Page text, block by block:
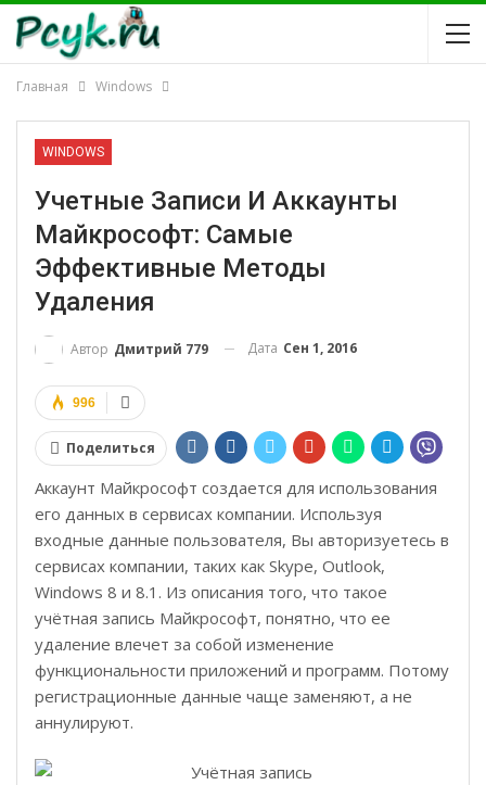
Главная Windows
WINDOWS
Учетные Записи И Аккаунты
Майкрософт: Самые
Эффективные Методы
Удаления
Автор Дмитрий 779 Дата Сен 1, 2016
996
Поделиться
Аккаунт Майкрософт создается для использования
его данных в сервисах компании. Используя
входные данные пользователя, Вы авторизуетесь в
сервисах компании, таких как Skype, Outlook,
Windows 8 и 8.1. Из описания того, что такое
учётная запись Майкрософт, понятно, что ее
удаление влечет за собой изменение
функциональности приложений и программ. Потому
регистрационные данные чаще заменяют, а не
аннулируют.